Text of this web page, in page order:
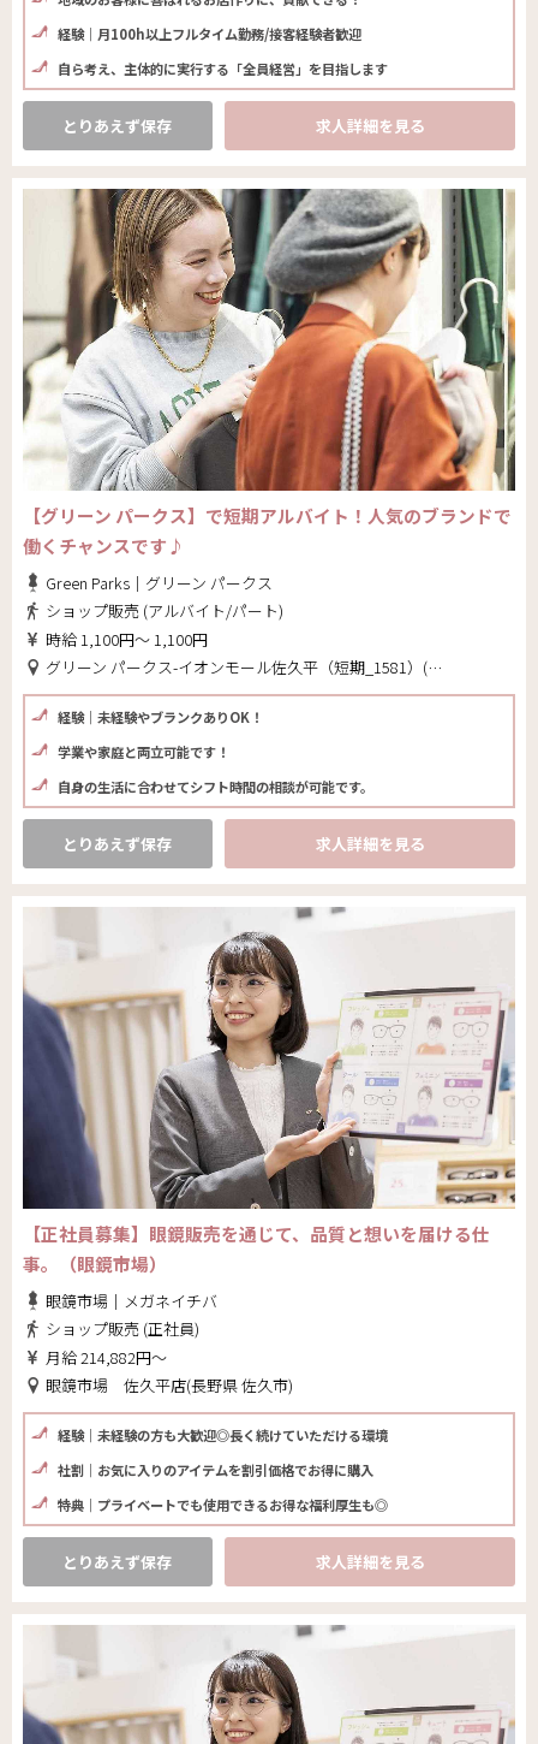
経験｜月100h以上フルタイム勤務/接客経験者歓迎
自ら考え、主体的に実行する「全員経営」を目指します
とりあえず保存 求人詳細を見る
【グリーン パークス】で短期アルバイト！人気のブランドで
働くチャンスです♪
Green Parks｜グリーン パークス
ショップ販売 (アルバイト/パート)
時給 1,100円～ 1,100円
グリーン パークス-イオンモール佐久平（短期_1581）(長野県 佐久市)
経験｜未経験やブランクありOK！
学業や家庭と両立可能です！
自身の生活に合わせてシフト時間の相談が可能です。
とりあえず保存 求人詳細を見る
【正社員募集】眼鏡販売を通じて、品質と想いを届ける仕
事。（眼鏡市場）
眼鏡市場｜メガネイチバ
ショップ販売 (正社員)
月給 214,882円～
眼鏡市場 佐久平店(長野県 佐久市)
経験｜未経験の方も大歓迎◎長く続けていただける環境
社割｜お気に入りのアイテムを割引価格でお得に購入
特典｜プライベートでも使用できるお得な福利厚生も◎
とりあえず保存 求人詳細を見る